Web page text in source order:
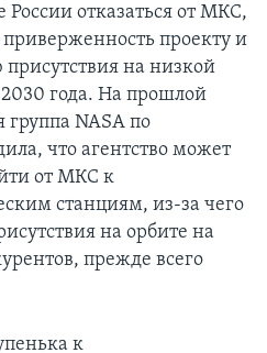
отказаться от МКС,
проекту и
на низкой
года. На прошлой
группа NASA по
что агентство может
от МКС к
станциям, из-за чего
на орбите на
прежде всего
к